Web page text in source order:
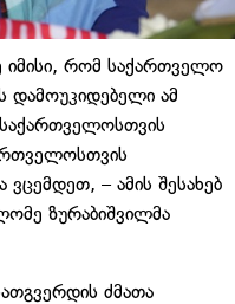
იმისი, რომ საქართველო
დამოუკიდებელი ამ
– ამის შესახებ
ზურაბიშვილმა
ძმათა